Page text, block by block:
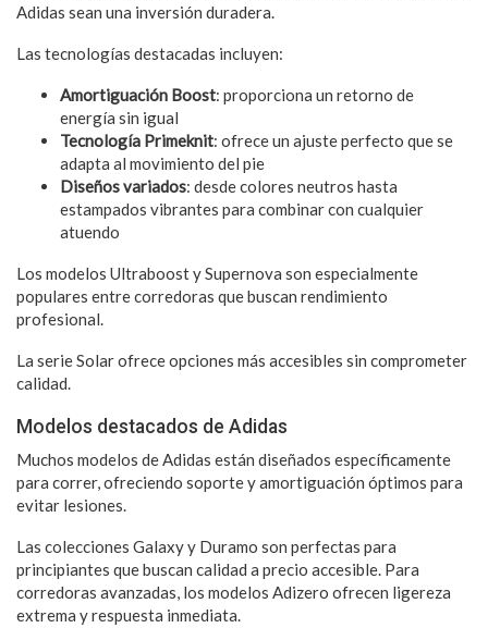
Adidas sean una inversión duradera.
Las tecnologías destacadas incluyen:
Amortiguación Boost: proporciona un retorno de
energía sin igual
Tecnología Primeknit: ofrece un ajuste perfecto que se
adapta al movimiento del pie
Diseños variados: desde colores neutros hasta
estampados vibrantes para combinar con cualquier
atuendo
Los modelos Ultraboost y Supernova son especialmente
populares entre corredoras que buscan rendimiento
profesional.
La serie Solar ofrece opciones más accesibles sin comprometer
calidad.
Modelos destacados de Adidas
Muchos modelos de Adidas están diseñados específicamente
para correr, ofreciendo soporte y amortiguación óptimos para
evitar lesiones.
Las colecciones Galaxy y Duramo son perfectas para
principiantes que buscan calidad a precio accesible. Para
corredoras avanzadas, los modelos Adizero ofrecen ligereza
extrema y respuesta inmediata.